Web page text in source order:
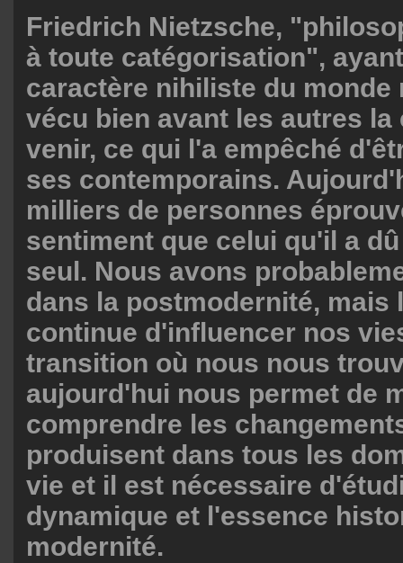
Friedrich Nietzsche,
à toute catégorisation",
caractère nihiliste du monde
vécu bien avant les autres la
venir, ce qui l'a empêché
ses contemporains.
milliers de personnes
sentiment que celui qu'il a
seul. Nous avons
dans la postmodernité, mais
continue d'influencer nos
transition où nous nous
aujourd'hui nous permet de
comprendre les
produisent dans tous les
vie et il est nécessaire
dynamique et l'essence
modernité.